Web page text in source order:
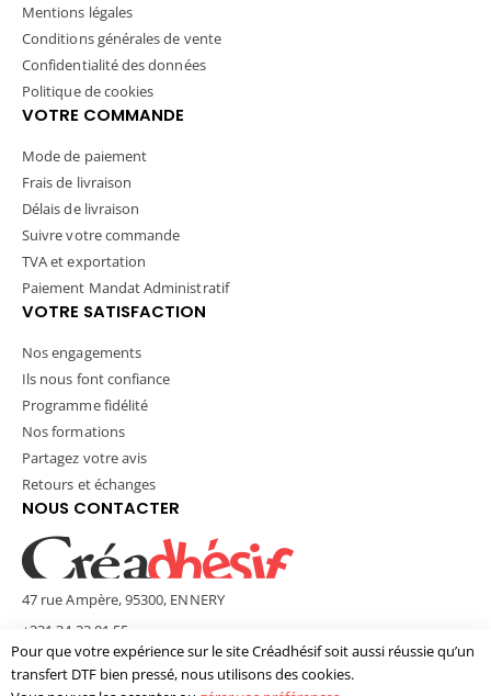
Mentions légales
Conditions générales de vente
Confidentialité des données
Politique de cookies
VOTRE COMMANDE
Mode de paiement
Frais de livraison
Délais de livraison
Suivre votre commande
TVA et exportation
Paiement Mandat Administratif
VOTRE SATISFACTION
Nos engagements
Ils nous font confiance
Programme fidélité
Nos formations
Partagez votre avis
Retours et échanges
NOUS CONTACTER
47 rue Ampère, 95300, ENNERY
+331 34 33 01 55
contact@creadhesif.com
Lun - Ven / 9h30 - 12h00 & 14h00 - 17h00
Pour que votre expérience sur le site Créadhésif soit aussi réussie qu’un
transfert DTF bien pressé, nous utilisons des cookies.